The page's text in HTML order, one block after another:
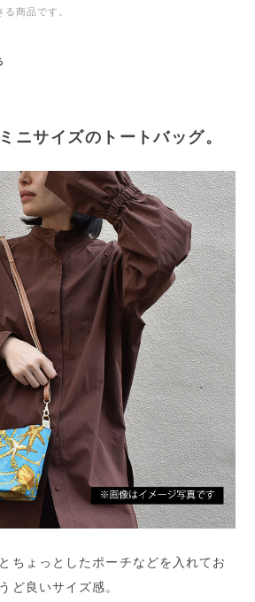
商品です。
ニサイズのトートバッグ。
ちょっとしたポーチなどを入れてお
ど良いサイズ感。